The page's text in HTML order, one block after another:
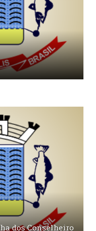
dos Conselheiro